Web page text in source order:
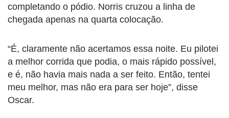
completando o pódio. Norris cruzou a linha de
chegada apenas na quarta colocação.
“É, claramente não acertamos essa noite. Eu pilotei
a melhor corrida que podia, o mais rápido possível,
e é, não havia mais nada a ser feito. Então, tentei
meu melhor, mas não era para ser hoje”, disse
Oscar.